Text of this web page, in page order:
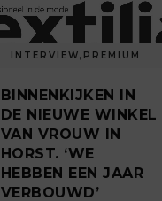
INTERVIEW, PREMIUM
BINNENKIJKEN IN
DE NIEUWE WINKEL
VAN VROUW IN
HORST. ‘WE
HEBBEN EEN JAAR
VERBOUWD’